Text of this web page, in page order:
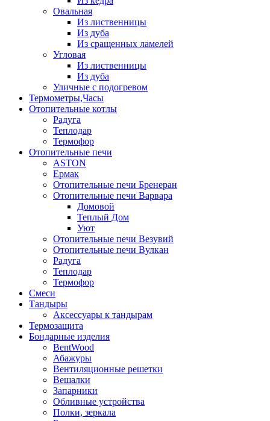
Овальная
Из лиственницы
Из дуба
Из сращенных ламелей
Угловая
Из лиственницы
Из дуба
Уличные с подогревом
Термометры,Часы
Отопительные котлы
Радуга
Теплодар
Термофор
Отопительные печи
ASTON
Ермак
Отопительные печи Бренеран
Отопительные печи Варвара
Домовой
Теплый Дом
Уют
Отопительные печи Везувий
Отопительные печи Вулкан
Радуга
Теплодар
Термофор
Смеси
Тандыры
Аксессуары к тандырам
Термозащита
Бондарные изделия
BentWood
Абажуры
Вентиляционные решетки
Вешалки
Запарники
Обливные устройства
Полки, зеркала